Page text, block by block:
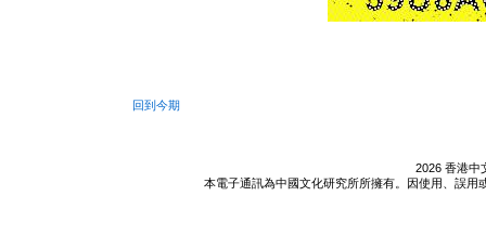
回到今期
2026 香港中
本電子通訊為中國文化研究所所擁有。因使用、誤